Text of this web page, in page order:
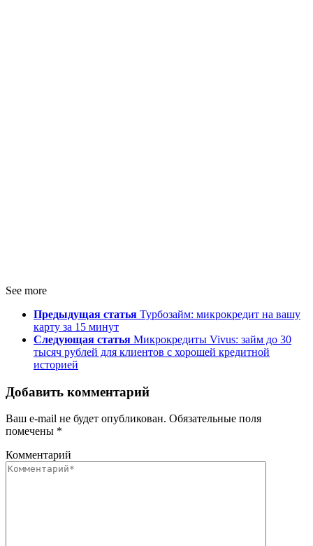
See more
Предыдущая статья Турбозайм: микрокредит на вашу
карту за 15 минут
Следующая статья Микрокредиты Vivus: займ до 30
тысяч рублей для клиентов с хорошей кредитной
историей
Добавить комментарий
Ваш e-mail не будет опубликован. Обязательные поля
помечены *
Комментарий